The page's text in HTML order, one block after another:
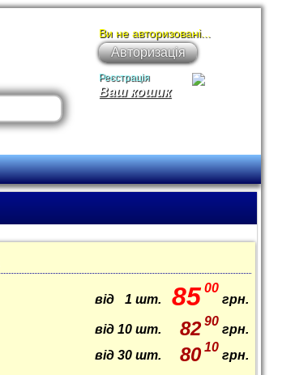
Ваш кошик
Ви не авторизовані...
Авторизація
Реєстрація
від 1 шт. 85 00
грн.
від 10 шт. 82 90
грн.
від 30 шт. 80 10
грн.